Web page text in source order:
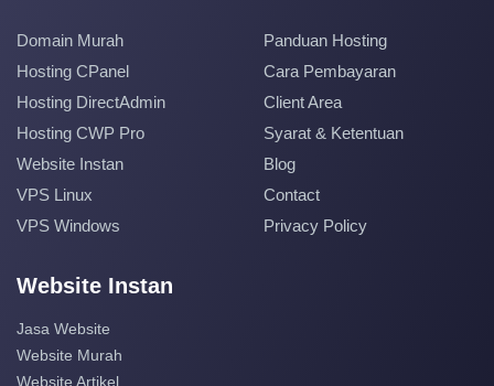
Domain Murah
Hosting CPanel
Hosting DirectAdmin
Hosting CWP Pro
Website Instan
VPS Linux
VPS Windows
Panduan Hosting
Cara Pembayaran
Client Area
Syarat & Ketentuan
Blog
Contact
Privacy Policy
Website Instan
Jasa Website
Website Murah
Website Artikel